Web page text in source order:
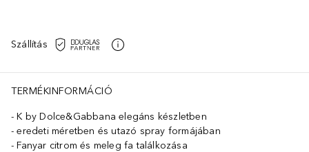
Szállítás
TERMÉKINFORMÁCIÓ
K by Dolce&Gabbana elegáns készletben
eredeti méretben és utazó spray formájában
Fanyar citrom és meleg fa találkozása